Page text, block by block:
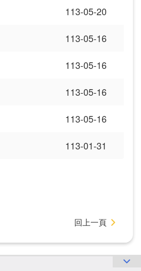
113-05-20
113-05-16
113-05-16
113-05-16
113-05-16
113-01-31
回上一頁